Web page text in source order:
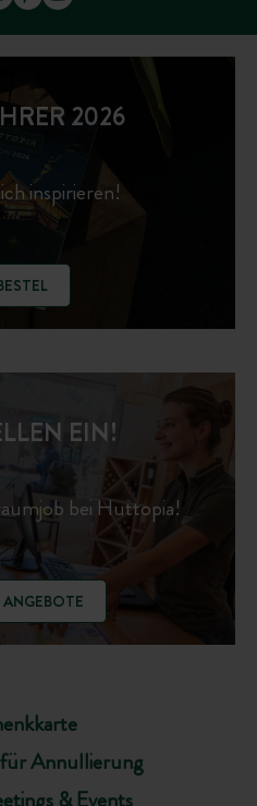
2026
inspirieren!
Annullierung
& Events
EIN!
bei Huttopia!
ANGEBOTE